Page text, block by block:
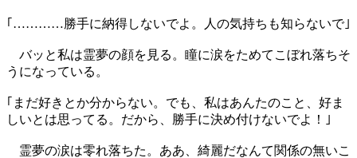
｢…………勝手に納得しないでよ。人の気持ちも知らないで｣
バッと私は霊夢の顔を見る。瞳に涙をためてこぼれ落ちそ
うになっている。
｢まだ好きとか分からない。でも、私はあんたのこと、好ま
しいとは思ってる。だから、勝手に決め付けないでよ！｣
霊夢の涙は零れ落ちた。ああ、綺麗だなんて関係の無いこ